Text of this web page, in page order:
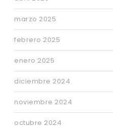
marzo 2025
febrero 2025
enero 2025
diciembre 2024
noviembre 2024
octubre 2024